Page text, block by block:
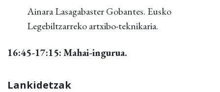
Ainara Lasagabaster Gobantes. Eusko
Legebiltzarreko artxibo-teknikaria.
16:45-17:15:Mahai-ingurua.
Lankidetzak